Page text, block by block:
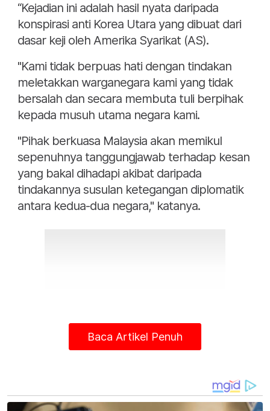
“Kejadian ini adalah hasil nyata daripada
konspirasi anti Korea Utara yang dibuat dari
dasar keji oleh Amerika Syarikat (AS).
"Kami tidak berpuas hati dengan tindakan
meletakkan warganegara kami yang tidak
bersalah dan secara membuta tuli berpihak
kepada musuh utama negara kami.
"Pihak berkuasa Malaysia akan memikul
sepenuhnya tanggungjawab terhadap kesan
yang bakal dihadapi akibat daripada
tindakannya susulan ketegangan diplomatik
antara kedua-dua negara," katanya.
Yu Song berkata, tindakan terbaharu
Baca Artikel Penuh